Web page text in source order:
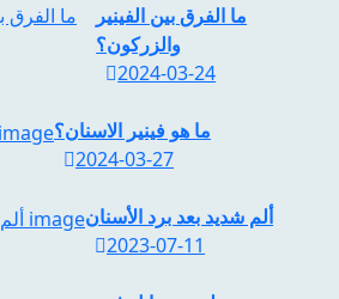
ما الفرق بين الفينير
والزركون؟
2024-03-24
ما هو فينير الاسنان؟
2024-03-27
ألم شديد بعد برد الأسنان
2023-07-11